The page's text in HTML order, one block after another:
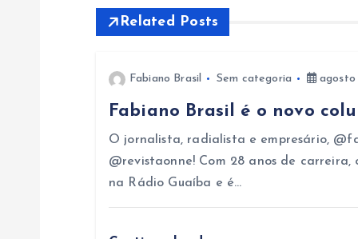
Related Posts
Fabiano Brasil Sem categoria agosto
Fabiano Brasil é o novo
O jornalista, radialista e empresário,
@revistaonne! Com 28 anos de
na Rádio Guaíba e é…